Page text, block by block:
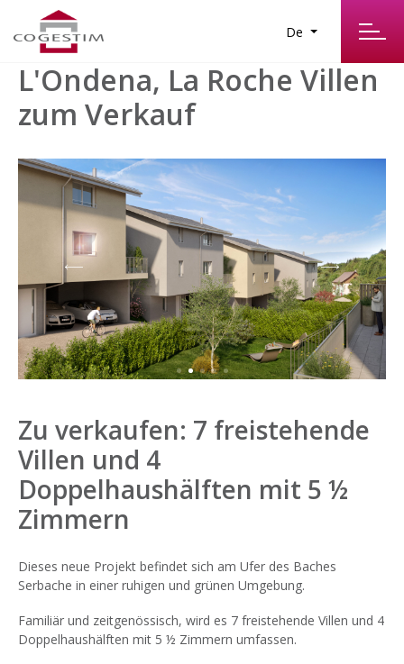
De
L'Ondena, La Roche Villen
zum Verkauf
Zu verkaufen: 7 freistehende
Villen und 4
Doppelhaushälften mit 5 ½
Zimmern
Dieses neue Projekt befindet sich am Ufer des Baches
Serbache in einer ruhigen und grünen Umgebung.
Familiär und zeitgenössisch, wird es 7 freistehende Villen und 4
Doppelhaushälften mit 5 ½ Zimmern umfassen.